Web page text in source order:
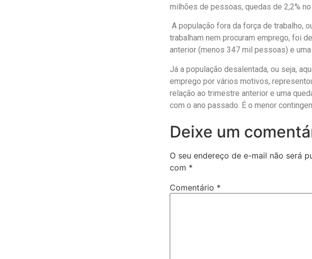
milhões de pessoas, quedas de 2,2%
A população fora da força de trabalho,
trabalham nem procuram emprego, foi
anterior (menos 347 mil pessoas) e
Já a população desalentada, ou seja,
emprego por vários motivos,
relação ao trimestre anterior e uma
com o ano passado. É o menor
Deixe um
O seu endereço de e-mail não será
com *
Comentário *